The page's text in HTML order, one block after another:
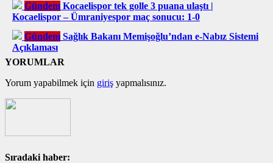
Gündem Kocaelispor tek golle 3 puana ulaştı |
Kocaelispor – Ümraniyespor maç sonucu: 1-0
Gündem Sağlık Bakanı Memişoğlu’ndan e-Nabız Sistemi
Açıklaması
YORUMLAR
Yorum yapabilmek için giriş yapmalısınız.
Sıradaki haber: